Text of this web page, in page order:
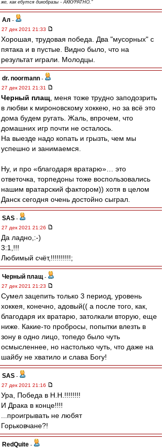
же, как ебутся дикобразы - АККУРАТНО."
Ал -
27 дек 2021 21:33
Хорошая, трудовая победа. Два "мусорных" с
пятака и в пустые. Видно было, что на
результат играли. Молодцы.
dr. noormann -
27 дек 2021 21:31
Черный плащ , меня тоже трудно заподозрить
в любви к мироновскому хоккею, но за всё это
дома будем ругать. Жаль, впрочем, что
домашних игр почти не осталось.
На выезде надо копать и грызть, чем мы
успешно и занимаемся.
Ну, и про «благодаря вратарю»… это
ответочка, торпедоны тоже воспользовались
нашим вратарский фактором)) хотя в целом
Данск сегодня очень достойно сыграл.
SAS -
27 дек 2021 21:26
Да ладно,:-)
3:1,!!!
Любимый счёт,!!!!!!!!!!;
Черный плащ -
27 дек 2021 21:23
Сумел зацепить только 3 период, уровень
хоккея, конечно, адовый(( а после того, как,
благодаря их вратарю, затолкали вторую, еще
ниже. Какие-то пробросы, попытки влезть в
зону в одно лицо, топедо было чуть
осмысленнее, но настолько чуть, что даже на
шайбу не хватило и слава Богу!
SAS -
27 дек 2021 21:16
Ура, Победа в Н.Н.!!!!!!!!
И Драка в конце!!!!
...проигрывать не любят
Горьковчане?!
RedQuite -